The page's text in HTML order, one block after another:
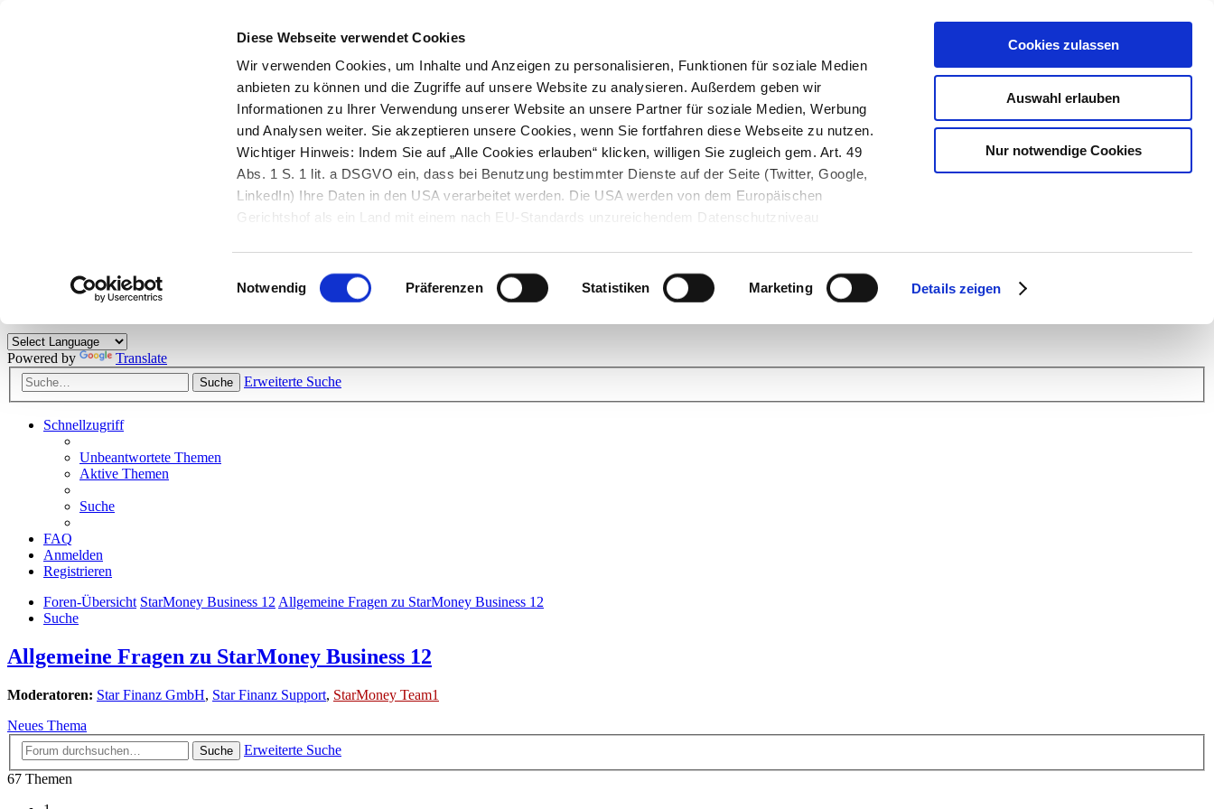
Diese Webseite verwendet Cookies
Wir verwenden Cookies, um Inhalte und Anzeigen zu personalisieren, Funktionen für soziale Medien
anbieten zu können und die Zugriffe auf unsere Website zu analysieren. Außerdem geben wir
Informationen zu Ihrer Verwendung unserer Website an unsere Partner für soziale Medien, Werbung
und Analysen weiter. Sie akzeptieren unsere Cookies, wenn Sie fortfahren diese Webseite zu nutzen.
Wichtiger Hinweis: Indem Sie auf „Alle Cookies erlauben“ klicken, willigen Sie zugleich gem. Art. 49
Abs. 1 S. 1 lit. a DSGVO ein, dass bei Benutzung bestimmter Dienste auf der Seite (Twitter, Google,
LinkedIn) Ihre Daten in den USA verarbeitet werden. Die USA werden von dem Europäischen
Gerichtshof als ein Land mit einem nach EU-Standards unzureichendem Datenschutzniveau
Einwilligungsauswahl
Notwendig Präferenzen Statistiken Marketing Details zeigen
Cookies zulassen
Auswahl erlauben
Nur notwendige Cookies
Herzlich willkommen!
Kunden viele nützliche Hilfestellungen und interessante Tipps und Tricks. Stellen Sie Ihre Fragen und helfen Sie mit Ihrem Wissen anderen weiter.
Powered by Translate
Suche Erweiterte Suche
Schnellzugriff
Unbeantwortete Themen
Aktive Themen
Suche
FAQ
Anmelden
Registrieren
Foren-Übersicht StarMoney Business 12Allgemeine Fragen zu StarMoney Business 12
Suche
Allgemeine Fragen zu StarMoney Business 12
Moderatoren: Star Finanz GmbH, Star Finanz Support, StarMoney Team1
Neues Thema
Suche
Erweiterte Suche
67 Themen